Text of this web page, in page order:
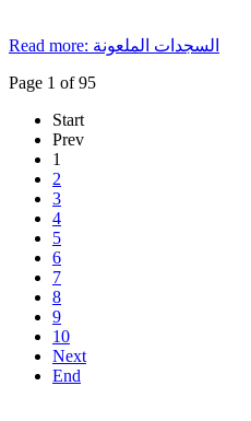
Read more: السجدات الملعونة
Page 1 of 95
Start
Prev
1
2
3
4
5
6
7
8
9
10
Next
End